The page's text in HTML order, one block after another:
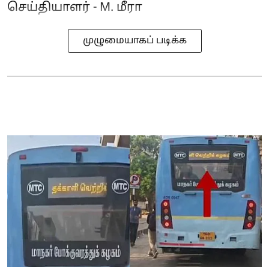
செய்தியாளர் - M. மீரா
முழுமையாகப் படிக்க